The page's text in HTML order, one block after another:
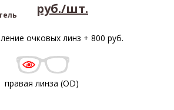
руб./шт.
правая линза (OD)
очковых линз + 800 руб.